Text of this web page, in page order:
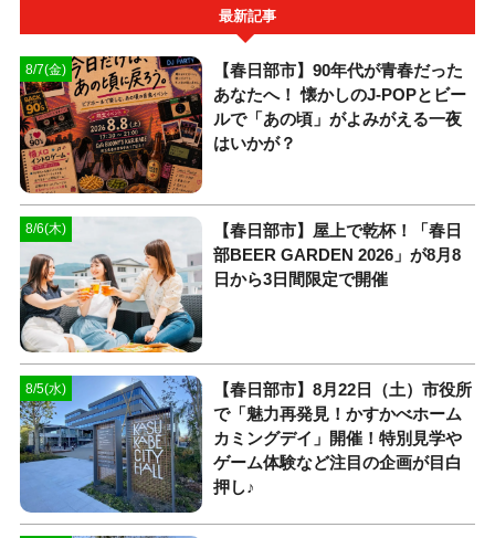
最新記事
8/7(金)
【春日部市】90年代が青春だった
あなたへ！ 懐かしのJ-POPとビー
ルで「あの頃」がよみがえる一夜
はいかが？
8/6(木)
【春日部市】屋上で乾杯！「春日
部BEER GARDEN 2026」が8月8
日から3日間限定で開催
8/5(水)
【春日部市】8月22日（土）市役所
で「魅力再発見！かすかべホーム
カミングデイ」開催！特別見学や
ゲーム体験など注目の企画が目白
押し♪